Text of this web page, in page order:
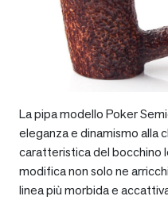
La pipa modello Poker
eleganza e dinamismo alla
caratteristica del bocchino
modifica non solo ne
linea più morbida e